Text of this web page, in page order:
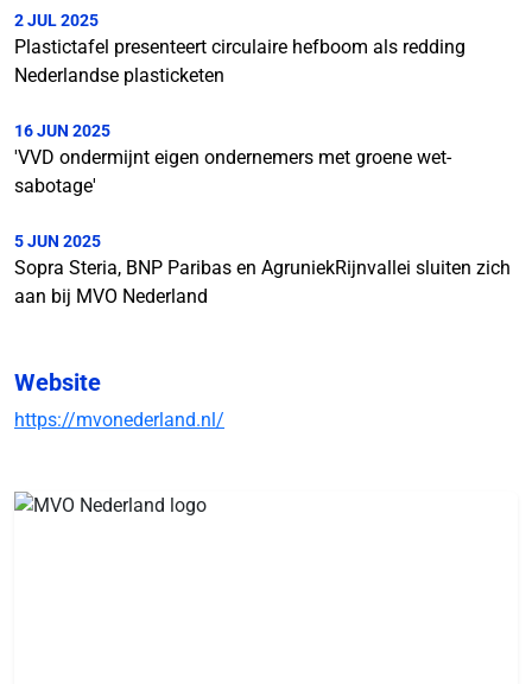
2 JUL 2025
Plastictafel presenteert circulaire hefboom als redding
Nederlandse plasticketen
16 JUN 2025
'VVD ondermijnt eigen ondernemers met groene wet-
sabotage'
5 JUN 2025
Sopra Steria, BNP Paribas en AgruniekRijnvallei sluiten zich
aan bij MVO Nederland
Website
https://mvonederland.nl/